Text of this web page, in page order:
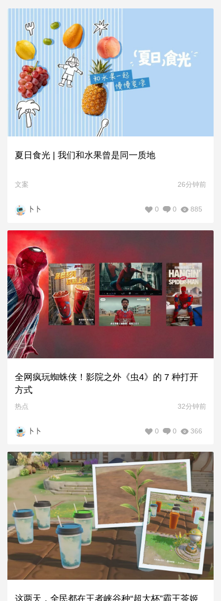
夏日食光 | 我们和水果曾是同一质地
文案 26分钟前
卜卜 885
0
0
全网疯玩蜘蛛侠！影院之外《虫4》的 7 种打开
方式
热点 32分钟前
卜卜 366
0
0
这两天，全民都在王者峡谷种“超大杯”霸王茶姬